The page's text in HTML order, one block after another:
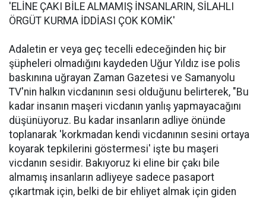
'ELİNE ÇAKI BİLE ALMAMIŞ İNSANLARIN, SİLAHLI
ÖRGÜT KURMA İDDİASI ÇOK KOMİK'
Adaletin er veya geç tecelli edeceğinden hiç bir
şüpheleri olmadığını kaydeden Uğur Yıldız ise polis
baskınına uğrayan Zaman Gazetesi ve Samanyolu
TV'nin halkın vicdanının sesi olduğunu belirterek, "Bu
kadar insanın maşeri vicdanın yanlış yapmayacağını
düşünüyoruz. Bu kadar insanların adliye önünde
toplanarak 'korkmadan kendi vicdanının sesini ortaya
koyarak tepkilerini göstermesi' işte bu maşeri
vicdanın sesidir. Bakıyoruz ki eline bir çakı bile
almamış insanların adliyeye sadece pasaport
çıkartmak için, belki de bir ehliyet almak için giden